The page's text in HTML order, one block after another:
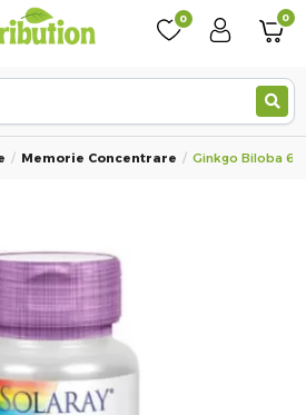
0 0
Memorie Concentrare Ginkgo Biloba